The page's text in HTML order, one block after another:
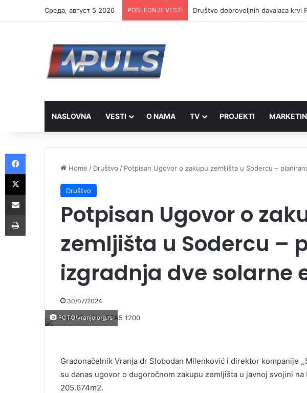
Cреда, август 5 2026 POSLEDNJE VESTI Društvo dobrovoljnih davalaca krvi
NASLOVNA VESTI O NAMA TV PROJEKTI
Home / Društvo / Potpisan Ugovor o zakupu zemljišta u Sodercu –
Društvo
Potpisan Ugovor o
zemljišta u Sodercu –
izgradnja dve solarne
30/07/2024
FOTO/vranje.org.rs
Gradonačelnik Vranja dr Slobodan Milenković i direktor kompanije
su danas ugovor o dugoročnom zakupu zemljišta u javnoj svojini
205.674m2.
Facebook
X
Share via Email